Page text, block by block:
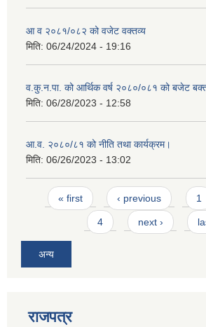
आ व २०८१/०८२ को वजेट वक्तव्य
मिति: 06/24/2024 - 19:16
व.कु.न.पा. को आर्थिक वर्ष २०८०/०८१ को बजेट
मिति: 06/28/2023 - 12:58
आ.व. २०८०/८१ को नीति तथा कार्यक्रम।
मिति: 06/26/2023 - 13:02
Pages
« first ‹ previous 1
4 next ›
अन्य
राजपत्र